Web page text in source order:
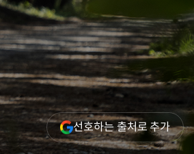
선호하는 출처로 추가(새
창